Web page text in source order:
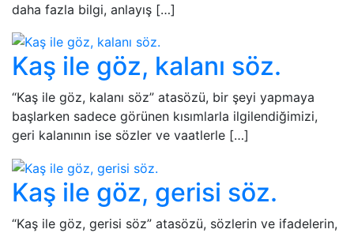
daha fazla bilgi, anlayış […]
Kaş ile göz, kalanı söz.
“Kaş ile göz, kalanı söz” atasözü, bir şeyi yapmaya
başlarken sadece görünen kısımlarla ilgilendiğimizi,
geri kalanının ise sözler ve vaatlerle […]
Kaş ile göz, gerisi söz.
“Kaş ile göz, gerisi söz” atasözü, sözlerin ve ifadelerin,